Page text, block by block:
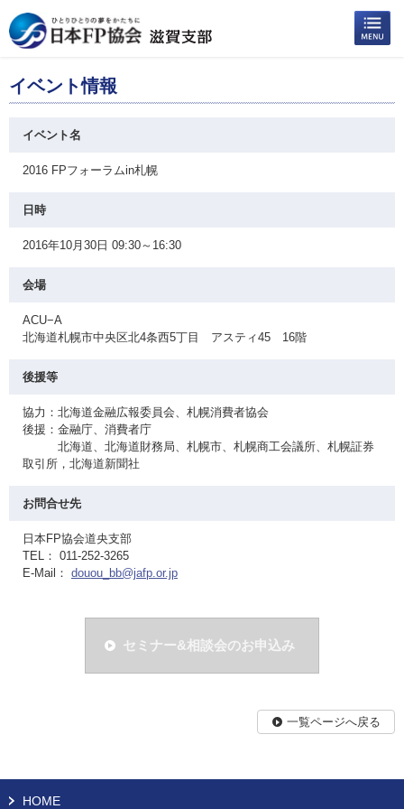
イベント情報
イベント名
2016 FPフォーラムin札幌
日時
2016年10月30日 09:30～16:30
会場
ACU−A
北海道札幌市中央区北4条西5丁目 アスティ45 16階
後援等
協力：北海道金融広報委員会、札幌消費者協会
後援：金融庁、消費者庁
北海道、北海道財務局、札幌市、札幌商工会議所、札幌証券
取引所，北海道新聞社
お問合せ先
日本FP協会道央支部
TEL： 011-252-3265
E-Mail： douou_bb@jafp.or.jp
セミナー&相談会のお申込み
一覧ページへ戻る
HOME